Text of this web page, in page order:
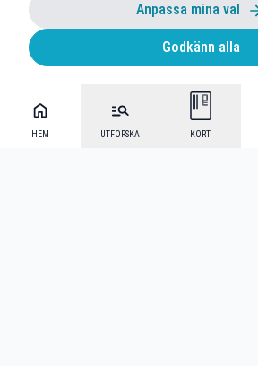
HEM UTFORSKA KORT
Anpassa mina val
Godkänn alla